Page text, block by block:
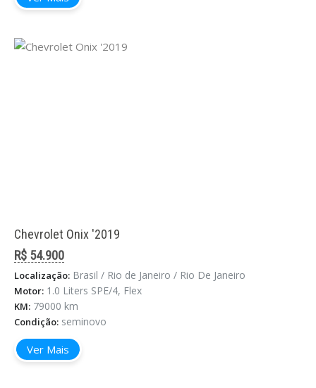
Chevrolet Onix '2019
R$ 54.900
Localização: Brasil / Rio de Janeiro / Rio De Janeiro
Motor: 1.0 Liters SPE/4, Flex
KM: 79000 km
Condição: seminovo
Ver Mais